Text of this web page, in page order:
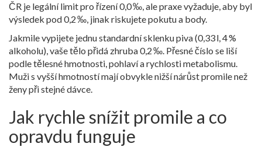
ČR je legální limit pro řízení 0,0 ‰, ale praxe vyžaduje, aby byl
výsledek pod 0,2 ‰, jinak riskujete pokutu a body.
Jakmile vypijete jednu standardní sklenku piva (0,33 l, 4 %
alkoholu), vaše tělo přidá zhruba 0,2 ‰. Přesné číslo se liší
podle tělesné hmotnosti, pohlaví a rychlosti metabolismu.
Muži s vyšší hmotností mají obvykle nižší nárůst promile než
ženy při stejné dávce.
Jak rychle snížit promile a co
opravdu funguje